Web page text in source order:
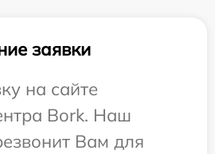
заявки
на сайте
Bork. Наш
Вам для